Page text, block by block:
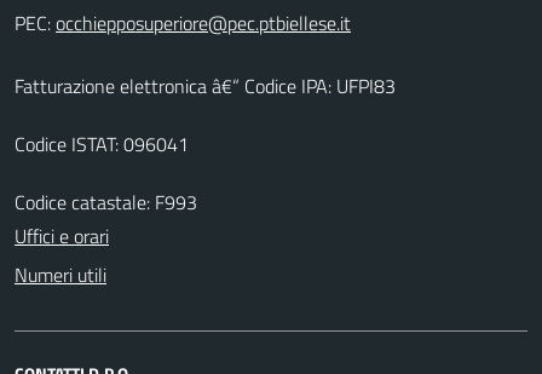
PEC:
Fatturazione elettronica â€“ Codice IPA: UFPI83
Codice ISTAT: 096041
Codice catastale: F993
Uffici e orari
Numeri utili